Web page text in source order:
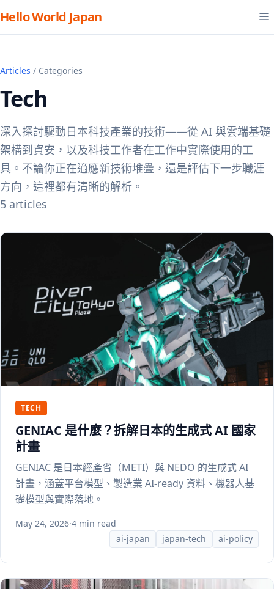
Hello World Japan
Articles / Categories
Tech
深入探討驅動日本科技產業的技術——從 AI 與雲端基礎
架構到資安，以及科技工作者在工作中實際使用的工
具。不論你正在適應新技術堆疊，還是評估下一步職涯
方向，這裡都有清晰的解析。
5 articles
TECH
GENIAC 是什麼？拆解日本的生成式 AI 國家
計畫
GENIAC 是日本經產省（METI）與 NEDO 的生成式 AI
計畫，涵蓋平台模型、製造業 AI-ready 資料、機器人基
礎模型與實際落地。
May 24, 2026·4 min read
ai-japan
japan-tech ai-policy